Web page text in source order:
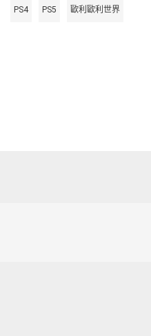
PS4 PS5 歐利歐利世界